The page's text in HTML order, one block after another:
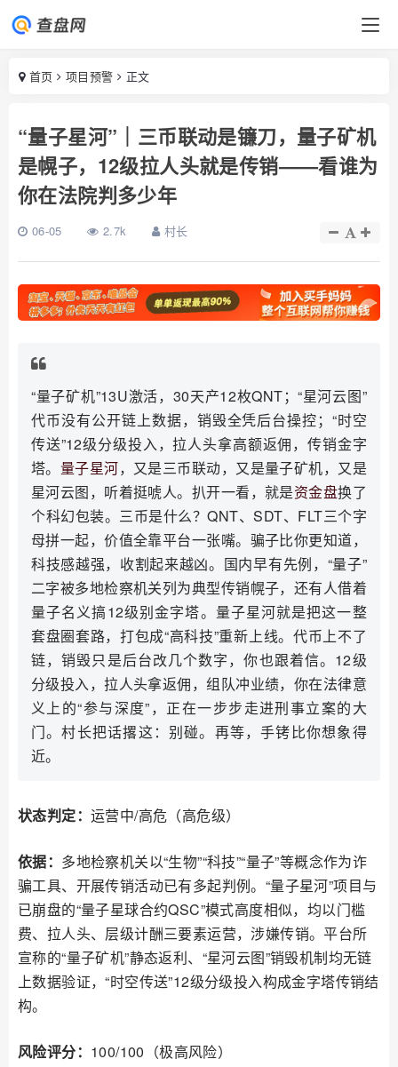
首页 项目预警 正文
“量子星河”｜三币联动是镰刀，量子矿机
是幌子，12级拉人头就是传销——看谁为
你在法院判多少年
06-05 2.7k 村长
“量子矿机”13U激活，30天产12枚QNT；“星河云图”
代币没有公开链上数据，销毁全凭后台操控；“时空
传送”12级分级投入，拉人头拿高额返佣，传销金字
塔。 量子星河，又是三币联动，又是量子矿机，又是
星河云图，听着挺唬人。扒开一看，就是资金盘换了
个科幻包装。三币是什么？QNT、SDT、FLT三个字
母拼一起，价值全靠平台一张嘴。骗子比你更知道，
科技感越强，收割起来越凶。国内早有先例，“量子”
二字被多地检察机关列为典型传销幌子，还有人借着
量子名义搞12级别金字塔。量子星河就是把这一整
套盘圈套路，打包成“高科技”重新上线。代币上不了
链，销毁只是后台改几个数字，你也跟着信。12级
分级投入，拉人头拿返佣，组队冲业绩，你在法律意
义上的“参与深度”，正在一步步走进刑事立案的大
门。村长把话撂这：别碰。再等，手铐比你想象得
近。
状态判定： 运营中/高危（高危级）
依据： 多地检察机关以“生物”“科技”“量子”等概念作为诈
骗工具、开展传销活动已有多起判例。“量子星河”项目与
已崩盘的“量子星球合约QSC”模式高度相似，均以门槛
费、拉人头、层级计酬三要素运营，涉嫌传销。平台所
宣称的“量子矿机”静态返利、“星河云图”销毁机制均无链
上数据验证，“时空传送”12级分级投入构成金字塔传销结
构。
风险评分： 100/100（极高风险）